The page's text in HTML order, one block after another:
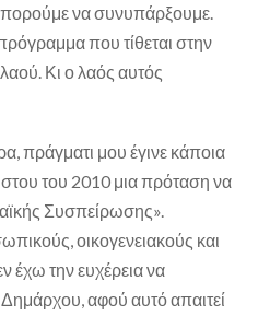
να συνυπάρξουμε.
που τίθεται στην
Κι ο λαός αυτός
πράγματι μου έγινε κάποια
του 2010 μια πρόταση να
Συσπείρωσης».
οικογενειακούς και
έχω την ευχέρεια να
αφού αυτό απαιτεί